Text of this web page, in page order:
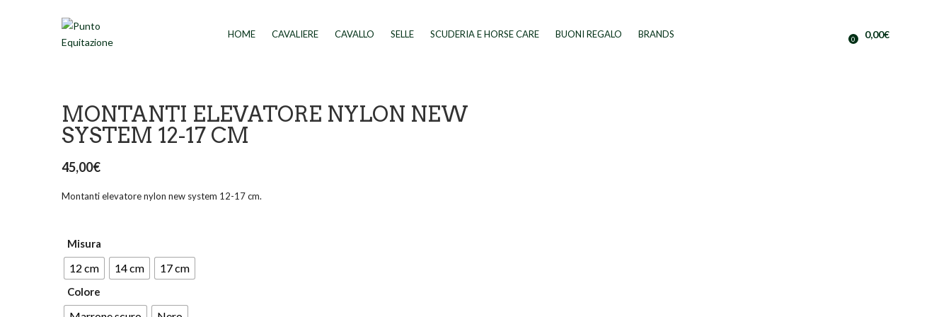
HOME CAVALIERE CAVALLO SELLE SCUDERIA E HORSE CARE BUONI REGALO BRANDS 0 0,00€
MONTANTI ELEVATORE NYLON NEW
SYSTEM 12-17 CM
45,00€
Montanti elevatore nylon new system 12-17 cm.
Misura
12 cm 14 cm 17 cm
Colore